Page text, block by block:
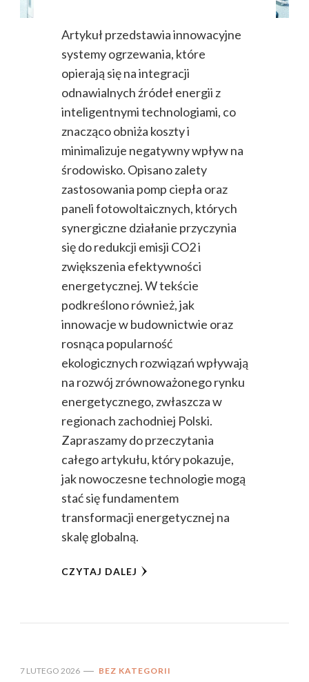
Artykuł przedstawia innowacyjne
systemy ogrzewania, które
opierają się na integracji
odnawialnych źródeł energii z
inteligentnymi technologiami, co
znacząco obniża koszty i
minimalizuje negatywny wpływ na
środowisko. Opisano zalety
zastosowania pomp ciepła oraz
paneli fotowoltaicznych, których
synergiczne działanie przyczynia
się do redukcji emisji CO2 i
zwiększenia efektywności
energetycznej. W tekście
podkreślono również, jak
innowacje w budownictwie oraz
rosnąca popularność
ekologicznych rozwiązań wpływają
na rozwój zrównoważonego rynku
energetycznego, zwłaszcza w
regionach zachodniej Polski.
Zapraszamy do przeczytania
całego artykułu, który pokazuje,
jak nowoczesne technologie mogą
stać się fundamentem
transformacji energetycznej na
skalę globalną.
CZYTAJ DALEJ
7 LUTEGO 2026 BEZ KATEGORII